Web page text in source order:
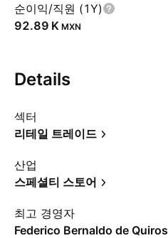
순이익/직원 (1Y)
‪92.89 K‬ MXN
Details
섹터
리테일 트레이드
산업
스페셜티 스토어
최고 경영자
Federico Bernaldo de Quiros